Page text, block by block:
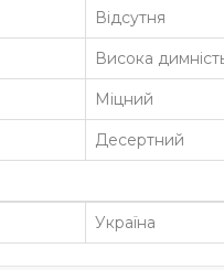
Відсутня
Висока
Міцний
Десертний
Україна